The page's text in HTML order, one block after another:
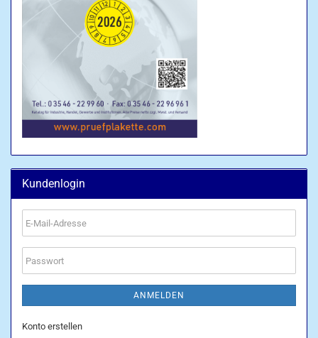
Kundenlogin
E-
Mail-
Adresse
Passwort
ANMELDEN
Konto erstellen